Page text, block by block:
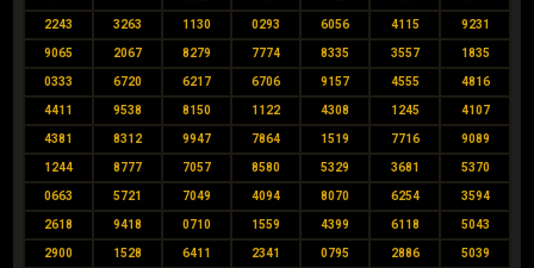
2243 3263 1130 0293 6056 4115 9231
9065 2067 8279 7774 8335 3557 1835
0333 6720 6217 6706 9157 4555 4816
4411 9538 8150 1122 4308 1245 4107
4381 8312 9947 7864 1519 7716 9089
1244 8777 7057 8580 5329 3681 5370
0663 5721 7049 4094 8070 6254 3594
2618 9418 0710 1559 4399 6118 5043
2900 1528 6411 2341 0795 2886 5039